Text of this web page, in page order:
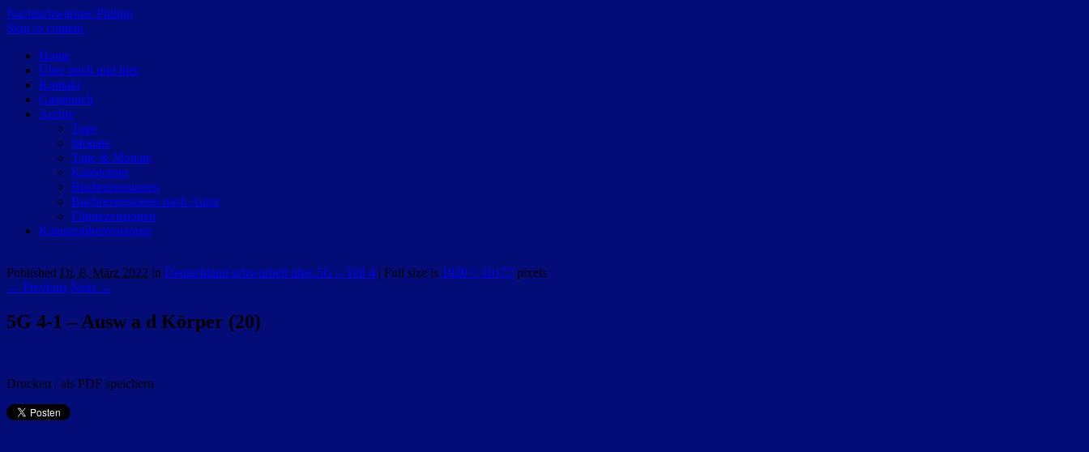
Nachtschwärmer Philipp
Skip to content
Home
Über mich und hier
Kontakt
Gästebuch
Archiv
Tage
Monate
Tage & Monate
Kategorien
Buchrezensionen
Buchrezensionen nach Autor
Filmrezensionen
Katastrophenvorsorge
Published Di. 8. März 2022 in Deutschland schwurbelt über 5G – Teil 4 | Full size is 1920 × 10177 pixels
← Previous Next →
5G 4-1 – Ausw a d Körper (20)
Drucken / als PDF speichern